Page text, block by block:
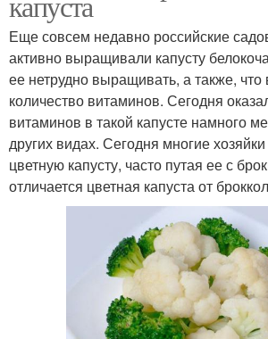
Еще совсем недавно российские
активно выращивали капусту
ее нетрудно выращивать, а также,
количество витаминов. Сегодня
витаминов в такой капусте намного
других видах. Сегодня многие
цветную капусту, часто путая ее с
отличается цветная капуста от